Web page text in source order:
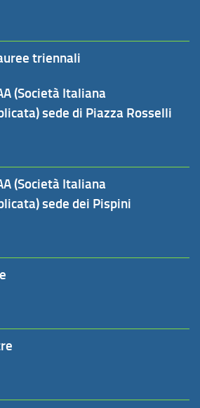
triennali
(Società Italiana
sede di Piazza Rosselli
(Società Italiana
sede dei Pispini